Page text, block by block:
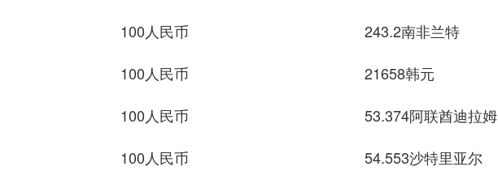
100人民币 243.2南非兰特
100人民币 21658韩元
100人民币 53.374阿联酋迪拉姆
100人民币 54.553沙特里亚尔